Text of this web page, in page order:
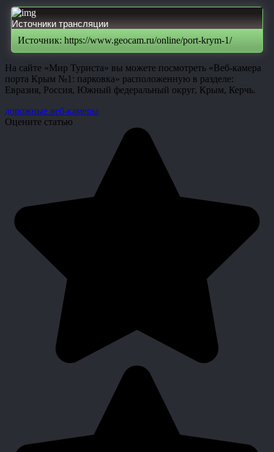
Источники трансляции
Источник: https://www.geocam.ru/online/port-krym-1/
На сайте «Мир Туриста» вы можете посмотреть «Веб-камера
порта Крым №1: парковка» расположенную в разделе:
Евразия, Россия, Южный федеральный округ, Крым, Керчь.
дорожные веб-камеры
Оцените статью